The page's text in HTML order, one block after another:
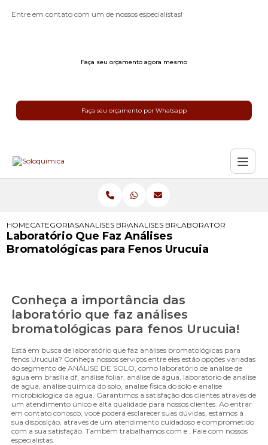
Entre em contato com um de nossos especialistas!
Faça seu orçamento agora mesmo
Faça seu orçamento por Whatsapp
HOMECATEGORIASANALISES BROMATOLOGICAS
ANALISES BROMATOLOGICAS PARA
LABORATORIO QUE
Laboratório Que Faz Análises
Bromatológicas para Fenos Urucuia
Conheça a importância das
laboratório que faz análises
bromatológicas para fenos Urucuia!
Está em busca de laboratório que faz análises bromatológicas para
fenos Urucuia? Conheça nossos serviços entre eles estão opções variadas
do segmento de ANÁLISE DE SOLO, como laboratório de análise de
água em brasília df, análise foliar, análise de água, laboratorio de analise
de agua, análise química do solo, analise fisica do solo e analise
microbiologica da agua. Garantimos a satisfação dos clientes através de
um atendimento único e alta qualidade para nossos clientes. Ao entrar
em contato conosco, você poderá esclarecer suas dúvidas, estamos à
sua disposição, através de um atendimento cuidadoso e comprometido
com a sua satisfação. Também trabalhamos com e . Fale com nossos
especialistas.